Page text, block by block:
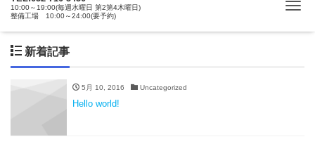
10:00～19:00(毎週水曜日 第2第4木曜日)
整備工場 10:00～24:00(要予約)
新着記事
5月 10, 2016 Uncategorized
Hello world!